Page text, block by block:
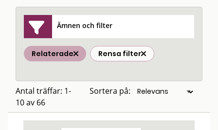
Ämnen och filter
Relaterade Rensa filter
Antal träffar: 1-
10 av 66
Sortera på: